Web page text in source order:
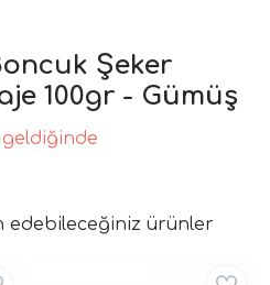
Şeker
100gr - Gümüş
geldiğinde
edebileceğiniz ürünler